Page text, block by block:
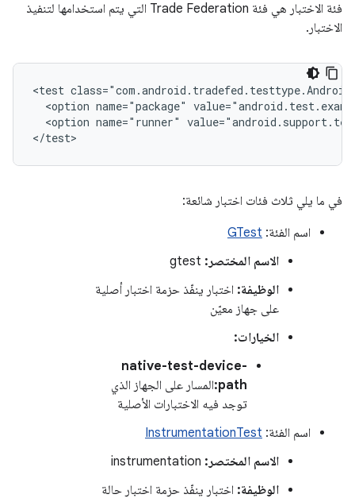
فئة الاختبار هي فئة Trade Federation التي يتم استخدامها لتنفيذ
الاختبار.
<test
<option name="package"
<option name="runner"
في ما يلي ثلاث فئات اختبار شائعة:
اسم الفئة: GTest
الاسم المختصر:
الوظيفة: اختبار ينفّذ حزمة اختبار أصلية
على جهاز معيّن
الخيارات:
native-test-device-
path: المسار على الجهاز الذي
توجد فيه الاختبارات الأصلية
اسم الفئة: InstrumentationTest
الاسم المختصر:
الوظيفة: اختبار ينفّذ حزمة اختبار حالة